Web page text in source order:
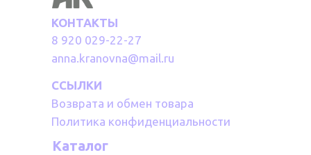
КОНТАКТЫ
8 920 029-22-27
anna.kranovna@mail.ru
ССЫЛКИ
Возврата и обмен товара
Политика конфиденциальности
Каталог